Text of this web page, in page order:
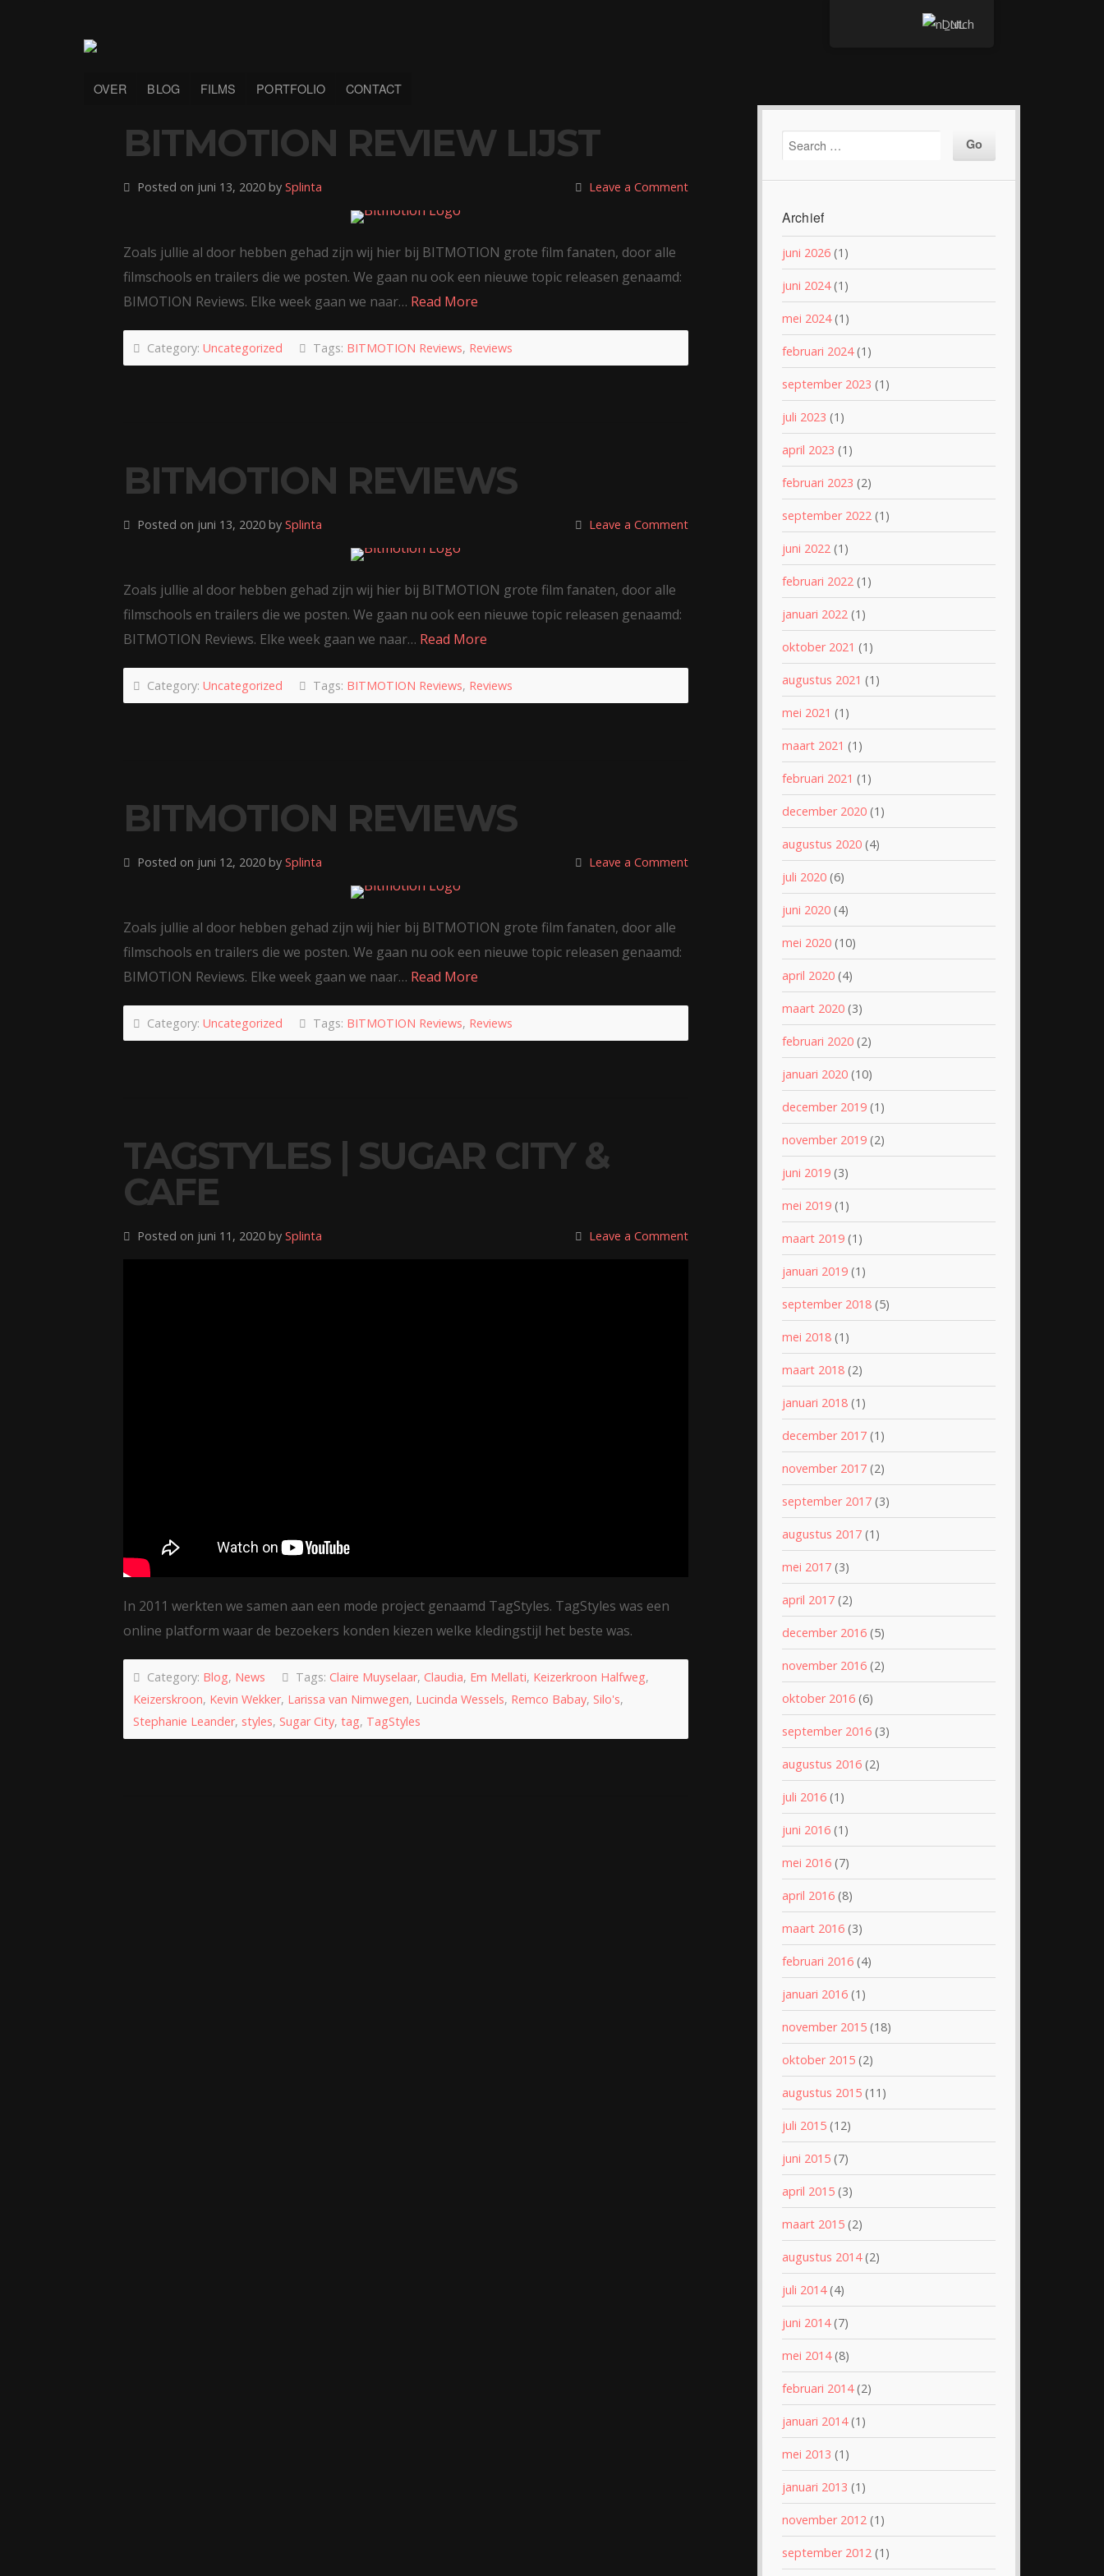
OVER BLOG FILMS PORTFOLIO CONTACT
BITMOTION REVIEW LIJST
Posted on juni 13, 2020 by Splinta Leave a Comment
Zoals jullie al door hebben gehad zijn wij hier bij BITMOTION grote film fanaten, door alle
filmschools en trailers die we posten. We gaan nu ook een nieuwe topic releasen genaamd:
BIMOTION Reviews. Elke week gaan we naar… Read More
Category: Uncategorized Tags: BITMOTION Reviews, Reviews
BITMOTION REVIEWS
Posted on juni 13, 2020 by Splinta Leave a Comment
Zoals jullie al door hebben gehad zijn wij hier bij BITMOTION grote film fanaten, door alle
filmschools en trailers die we posten. We gaan nu ook een nieuwe topic releasen genaamd:
BITMOTION Reviews. Elke week gaan we naar… Read More
Category: Uncategorized Tags: BITMOTION Reviews, Reviews
BITMOTION REVIEWS
Posted on juni 12, 2020 by Splinta Leave a Comment
Zoals jullie al door hebben gehad zijn wij hier bij BITMOTION grote film fanaten, door alle
filmschools en trailers die we posten. We gaan nu ook een nieuwe topic releasen genaamd:
BIMOTION Reviews. Elke week gaan we naar… Read More
Category: Uncategorized Tags: BITMOTION Reviews, Reviews
TAGSTYLES | SUGAR CITY &
CAFE
Posted on juni 11, 2020 by Splinta Leave a Comment
In 2011 werkten we samen aan een mode project genaamd TagStyles. TagStyles was een
online platform waar de bezoekers konden kiezen welke kledingstijl het beste was.
Category: Blog, News Tags: Claire Muyselaar, Claudia, Em Mellati, Keizerkroon Halfweg,
Keizerskroon, Kevin Wekker, Larissa van Nimwegen, Lucinda Wessels, Remco Babay, Silo's,
Stephanie Leander, styles, Sugar City, tag, TagStyles
Archief
juni 2026(1)
juni 2024(1)
mei 2024(1)
februari 2024(1)
september 2023 (1)
juli 2023 (1)
april 2023 (1)
februari 2023 (2)
september 2022(1)
juni 2022(1)
februari 2022(1)
januari 2022(1)
oktober 2021 (1)
augustus 2021 (1)
mei 2021 (1)
maart 2021 (1)
februari 2021 (1)
december 2020(1)
augustus 2020(4)
juli 2020(6)
juni 2020(4)
mei 2020(10)
april 2020(4)
maart 2020(3)
februari 2020(2)
januari 2020(10)
december 2019(1)
november 2019(2)
juni 2019(3)
mei 2019(1)
maart 2019(1)
januari 2019(1)
september 2018(5)
mei 2018(1)
maart 2018(2)
januari 2018(1)
december 2017(1)
november 2017(2)
september 2017(3)
augustus 2017(1)
mei 2017(3)
april 2017(2)
december 2016(5)
november 2016(2)
oktober 2016(6)
september 2016(3)
augustus 2016(2)
juli 2016(1)
juni 2016(1)
mei 2016(7)
april 2016(8)
maart 2016(3)
februari 2016(4)
januari 2016(1)
november 2015(18)
oktober 2015(2)
augustus 2015(11)
juli 2015(12)
juni 2015(7)
april 2015(3)
maart 2015(2)
augustus 2014(2)
juli 2014(4)
juni 2014(7)
mei 2014(8)
februari 2014(2)
januari 2014(1)
mei 2013 (1)
januari 2013 (1)
november 2012(1)
september 2012(1)
Dutch